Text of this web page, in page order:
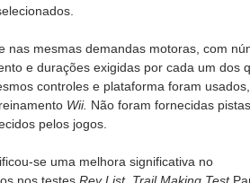
nas mesmas demandas motoras, com
e durações exigidas por cada um dos
controles e plataforma foram
Wii. Não foram fornecidas pistas
pelos jogos.
se uma melhora significativa no